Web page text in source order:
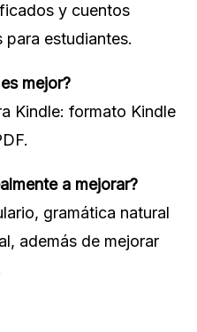
y cuentos
para estudiantes.
mejor?
Kindle: formato Kindle
a mejorar?
gramática natural
además de mejorar